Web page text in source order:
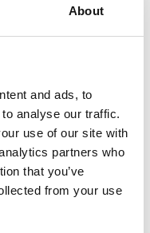
About
and ads, to
analyse our traffic.
use of our site with
partners who
that you’ve
from your use
Banken.
päätökset koskien
kokoonpanoa,
on aikaisemmin
koskevan